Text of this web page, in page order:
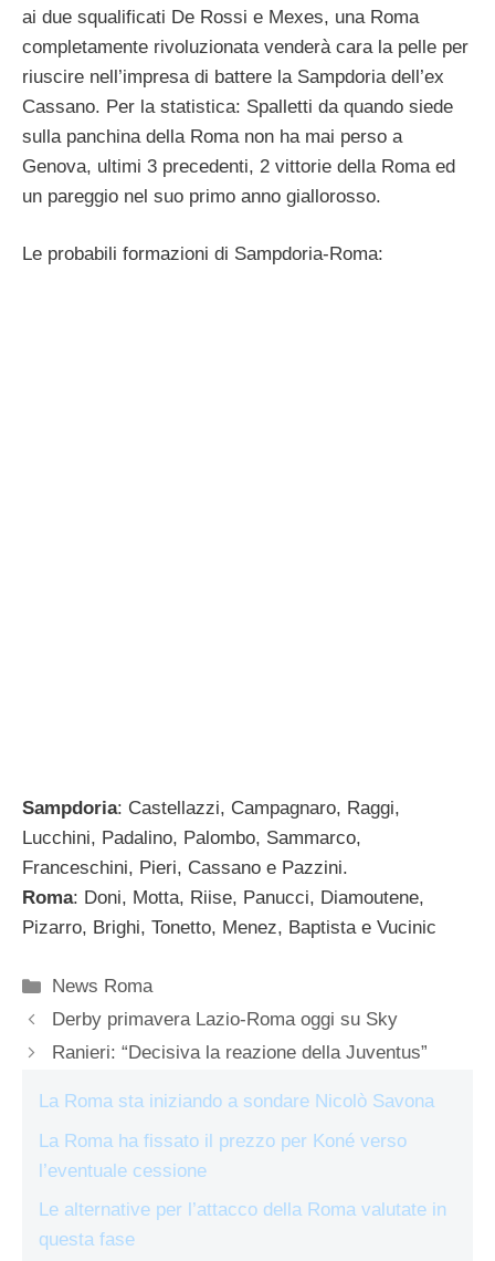
ai due squalificati De Rossi e Mexes, una Roma
completamente rivoluzionata venderà cara la pelle per
riuscire nell’impresa di battere la Sampdoria dell’ex
Cassano. Per la statistica: Spalletti da quando siede
sulla panchina della Roma non ha mai perso a
Genova, ultimi 3 precedenti, 2 vittorie della Roma ed
un pareggio nel suo primo anno giallorosso.
Le probabili formazioni di Sampdoria-Roma:
Sampdoria: Castellazzi, Campagnaro, Raggi,
Lucchini, Padalino, Palombo, Sammarco,
Franceschini, Pieri, Cassano e Pazzini.
Roma: Doni, Motta, Riise, Panucci, Diamoutene,
Pizarro, Brighi, Tonetto, Menez, Baptista e Vucinic
Categorie
News Roma
Derby primavera Lazio-Roma oggi su Sky
Ranieri: “Decisiva la reazione della Juventus”
La Roma sta iniziando a sondare Nicolò Savona
La Roma ha fissato il prezzo per Koné verso
l’eventuale cessione
Le alternative per l’attacco della Roma valutate in
questa fase